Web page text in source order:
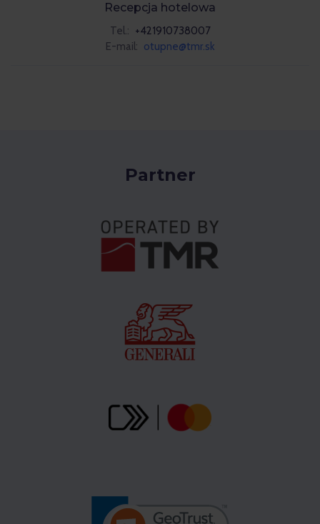
Recepcja hotelowa
Tel.: +421910738007
E-mail: otupne@tmr.sk
Partner